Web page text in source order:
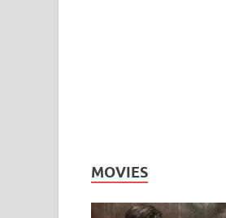
MOVIES